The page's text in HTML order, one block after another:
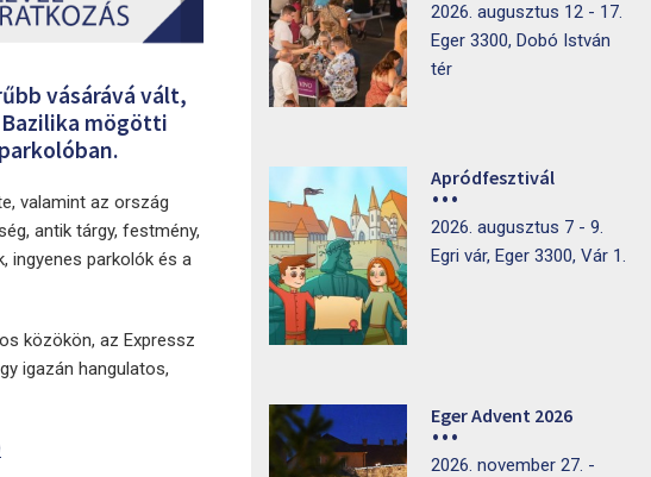
vásárává vált,
mögötti
valamint az ország
antik tárgy, festmény,
ingyenes parkolók és a
közökön, az Expressz
igazán hangulatos,
2026. augusztus 12 - 17.
Eger 3300, Dobó István
tér
Apródfesztivál
2026. augusztus 7 - 9.
Egri vár, Eger 3300, Vár 1.
Eger Advent 2026
2026. november 27. -